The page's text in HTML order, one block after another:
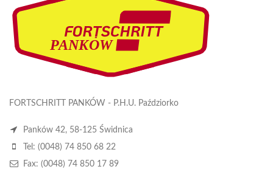
FORTSCHRITT PANKÓW - P.H.U. Paździorko
Panków 42, 58-125 Świdnica
Tel: (0048) 74 850 68 22
Fax: (0048) 74 850 17 89